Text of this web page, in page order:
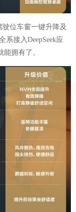
位车窗一键升降及
系接入DeepSeek应
拥有了。